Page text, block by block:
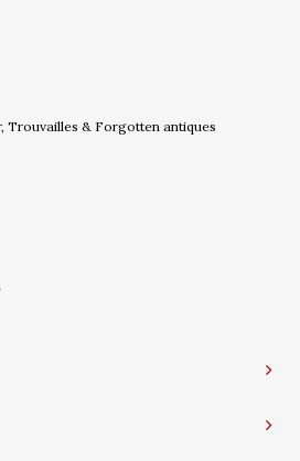
Trouvailles & Forgotten antiques